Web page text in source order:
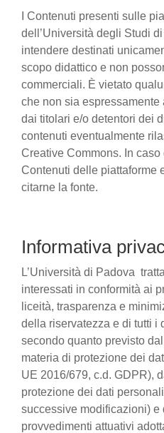
I Contenuti presenti sulle
dell’Università degli Studi
intendere destinati
scopo didattico e non
commerciali. È vietato
che non sia
dai titolari e/o detentori dei
contenuti eventualmente
Creative Commons. In
Contenuti delle piattaforme
citarne la fonte.
Informativa
L’Università di Padova
interessati in conformità ai
liceità, trasparenza e
della riservatezza e di tutti i
secondo quanto previsto
materia di protezione dei
UE 2016/679, c.d. GDPR),
protezione dei dati
successive modificazioni) e
provvedimenti attuativi